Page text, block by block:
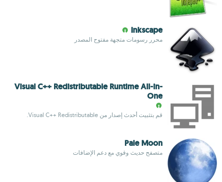
Inkscape
محرر رسومات متجهة مفتوح المصدر
Visual C++ Redistributable Runtime All-in-
One
قم بتثبيت أحدث إصدار من Visual C++ Redistributable.
Pale Moon
متصفح حديث وقوي مع دعم الإضافات